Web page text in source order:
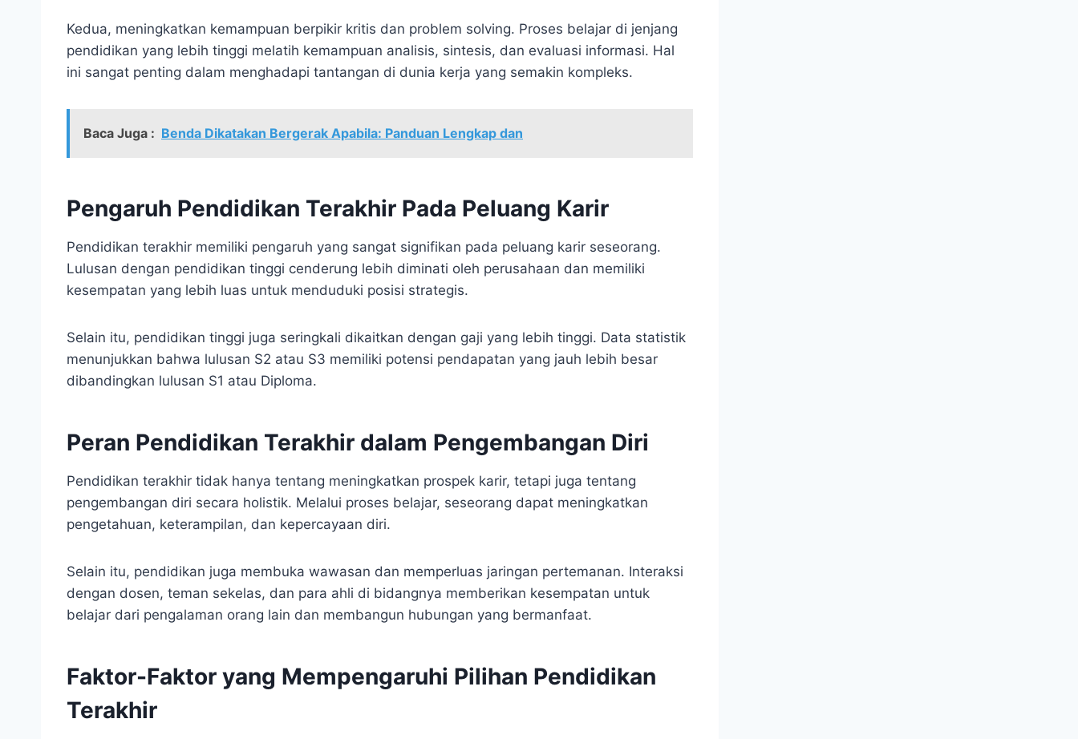
Kedua, meningkatkan kemampuan berpikir kritis dan problem solving. Proses belajar di jenjang
pendidikan yang lebih tinggi melatih kemampuan analisis, sintesis, dan evaluasi informasi. Hal
ini sangat penting dalam menghadapi tantangan di dunia kerja yang semakin kompleks.
Baca Juga : Benda Dikatakan Bergerak Apabila: Panduan Lengkap dan
Pengaruh Pendidikan Terakhir Pada Peluang Karir
Pendidikan terakhir memiliki pengaruh yang sangat signifikan pada peluang karir seseorang.
Lulusan dengan pendidikan tinggi cenderung lebih diminati oleh perusahaan dan memiliki
kesempatan yang lebih luas untuk menduduki posisi strategis.
Selain itu, pendidikan tinggi juga seringkali dikaitkan dengan gaji yang lebih tinggi. Data statistik
menunjukkan bahwa lulusan S2 atau S3 memiliki potensi pendapatan yang jauh lebih besar
dibandingkan lulusan S1 atau Diploma.
Peran Pendidikan Terakhir dalam Pengembangan Diri
Pendidikan terakhir tidak hanya tentang meningkatkan prospek karir, tetapi juga tentang
pengembangan diri secara holistik. Melalui proses belajar, seseorang dapat meningkatkan
pengetahuan, keterampilan, dan kepercayaan diri.
Selain itu, pendidikan juga membuka wawasan dan memperluas jaringan pertemanan. Interaksi
dengan dosen, teman sekelas, dan para ahli di bidangnya memberikan kesempatan untuk
belajar dari pengalaman orang lain dan membangun hubungan yang bermanfaat.
Faktor-Faktor yang Mempengaruhi Pilihan Pendidikan
Terakhir